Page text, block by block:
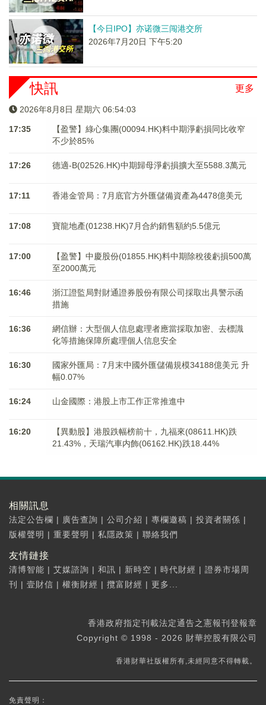
【今日IPO】亦诺微三闯港交所
2026年7月20日 下午5:20
更多
快訊
2026年8月8日 星期六 06:54:04
17:35
【盈警】綠心集團(00094.HK)料中期淨虧損同比收窄
不少於85%
17:26 德適-B(02526.HK)中期歸母淨虧損擴大至5588.3萬元
17:11 香港金管局：7月底官方外匯儲備資產為4478億美元
17:08 寶龍地產(01238.HK)7月合約銷售額約5.5億元
17:00
【盈警】中慶股份(01855.HK)料中期除稅後虧損500萬
至2000萬元
16:46
浙江證監局對財通證券股份有限公司採取出具警示函
措施
16:36
網信辦：大型個人信息處理者應當採取加密、去標識
化等措施保障所處理個人信息安全
16:30
國家外匯局：7月末中國外匯儲備規模34188億美元 升
幅0.07%
16:24 山金國際：港股上市工作正常推進中
16:20
【異動股】港股跌幅榜前十，九福來(08611.HK)跌
21.43%，天瑞汽車内飾(06162.HK)跌18.44%
相關訊息
法定公告欄 | 廣告查詢 | 公司介紹 | 專欄邀稿 | 投資者關係 |
版權聲明 | 重要聲明 | 私隱政策 | 聯絡我們
友情鏈接
清博智能 | 艾媒諮詢 | 和訊 | 新時空 | 時代財經 | 證券市場周
刊
| 壹財信 | 權衡財經 | 攬富財經 | 更多...
香港政府指定刊載法定通告之憲報刊登報章
Copyright © 1998 - 2026 財華控股有限公司
香港財華社版權所有,未經同意不得轉載。
免責聲明：